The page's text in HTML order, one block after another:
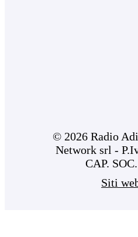
© 2026 Radio
Network srl -
CAP.
Siti